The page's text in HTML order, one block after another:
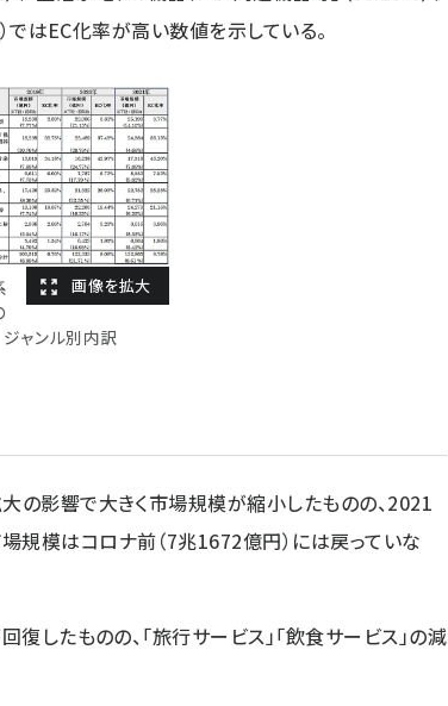
ではEC化率が高い数値を示している。
ジャンル別内訳
の影響で大きく市場規模が縮小したものの、2021
規模はコロナ前（7兆1672億円）には戻っていな
したものの、「旅行サービス」「飲食サービス」の減